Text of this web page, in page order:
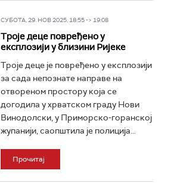
СУБОТА, 29. НОВ 2025, 18:55 -> 19:08
Троје деце повређено у
експлозији у близини Ријеке
Троје деце је повређено у експлозији
за садa непознате направе на
отвореном простору која се
догодила у хрватском граду Нови
Винодолски, у Приморско-горанској
жупанији, саопштила је полиција...
Прочитај